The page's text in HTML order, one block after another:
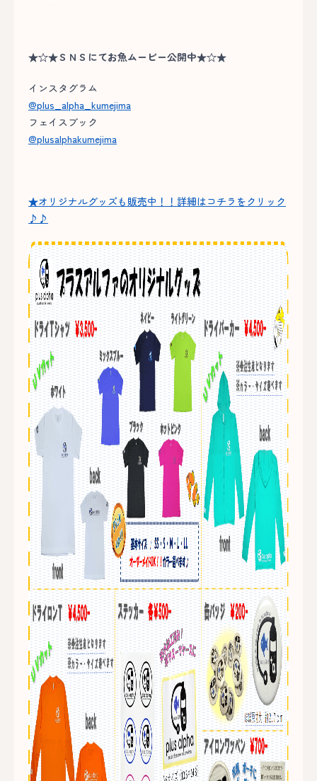
★☆★ＳＮＳにてお魚ムービー公開中★☆★
インスタグラム
@plus_alpha_kumejima
フェイスブック
@plusalphakumejima
★オリジナルグッズも販売中！！詳細はコチラをクリック
♪♪